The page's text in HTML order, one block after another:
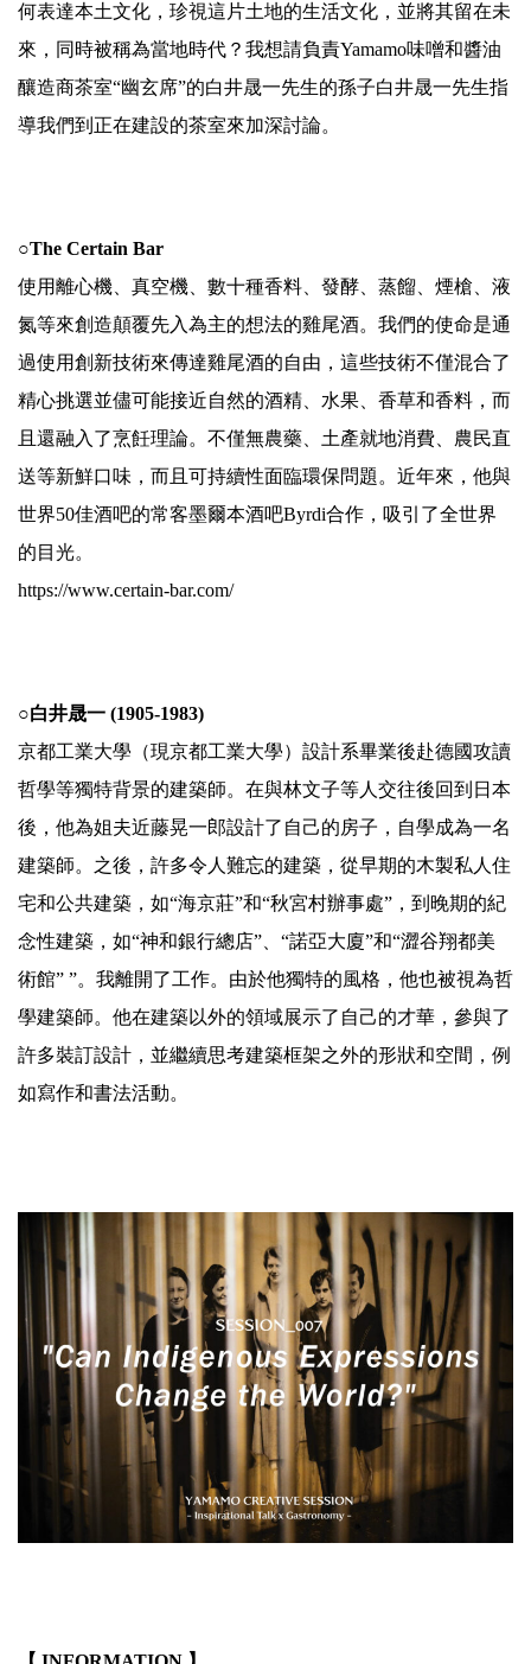
何表達本土文化，珍視這片土地的生活文化，並將其留在未
來，同時被稱為當地時代？我想請負責Yamamo味噌和醬油
釀造商茶室“幽玄席”的白井晟一先生的孫子白井晟一先生指
導我們到正在建設的茶室來加深討論。
○The Certain Bar
使用離心機、真空機、數十種香料、發酵、蒸餾、煙槍、液
氮等來創造顛覆先入為主的想法的雞尾酒。我們的使命是通
過使用創新技術來傳達雞尾酒的自由，這些技術不僅混合了
精心挑選並儘可能接近自然的酒精、水果、香草和香料，而
且還融入了烹飪理論。不僅無農藥、土產就地消費、農民直
送等新鮮口味，而且可持續性面臨環保問題。近年來，他與
世界50佳酒吧的常客墨爾本酒吧Byrdi合作，吸引了全世界
的目光。
https://www.certain-bar.com/
○白井晟一 (1905-1983)
京都工業大學（現京都工業大學）設計系畢業後赴德國攻讀
哲學等獨特背景的建築師。在與林文子等人交往後回到日本
後，他為姐夫近藤晃一郎設計了自己的房子，自學成為一名
建築師。之後，許多令人難忘的建築，從早期的木製私人住
宅和公共建築，如“海京莊”和“秋宮村辦事處”，到晚期的紀
念性建築，如“神和銀行總店”、“諾亞大廈”和“澀谷翔都美
術館” ”。我離開了工作。由於他獨特的風格，他也被視為哲
學建築師。他在建築以外的領域展示了自己的才華，參與了
許多裝訂設計，並繼續思考建築框架之外的形狀和空間，例
如寫作和書法活動。